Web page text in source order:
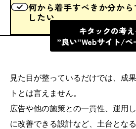
何から着手すべきか分か
したい
キタックの考え
”良い”Webサイト/ペ
見た目が整っているだけでは、成
トとは言えません。
広告や他の施策との一貫性、運用
に改善できる設計など、土台とな